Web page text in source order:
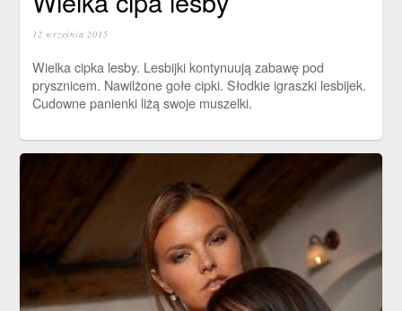
12 września 2015
Wielka cipka lesby. Lesbijki kontynuują zabawę pod
prysznicem. Nawilżone gołe cipki. Słodkie igraszki lesbijek.
Cudowne panienki liżą swoje muszelki.